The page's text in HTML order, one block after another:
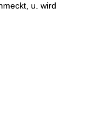
u. wird